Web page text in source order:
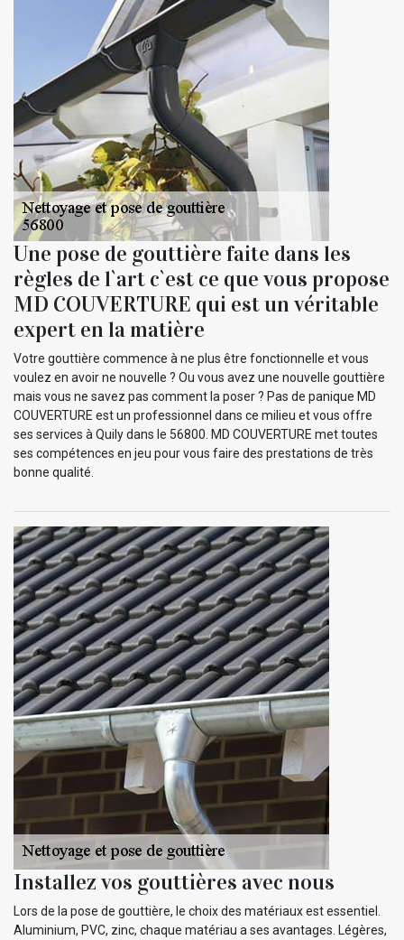
Une pose de gouttière faite dans les
règles de l`art c`est ce que vous propose
MD COUVERTURE qui est un véritable
expert en la matière
Votre gouttière commence à ne plus être fonctionnelle et vous
voulez en avoir ne nouvelle ? Ou vous avez une nouvelle gouttière
mais vous ne savez pas comment la poser ? Pas de panique MD
COUVERTURE est un professionnel dans ce milieu et vous offre
ses services à Quily dans le 56800. MD COUVERTURE met toutes
ses compétences en jeu pour vous faire des prestations de très
bonne qualité.
Installez vos gouttières avec nous
Lors de la pose de gouttière, le choix des matériaux est essentiel.
Aluminium, PVC, zinc, chaque matériau a ses avantages. Légères,